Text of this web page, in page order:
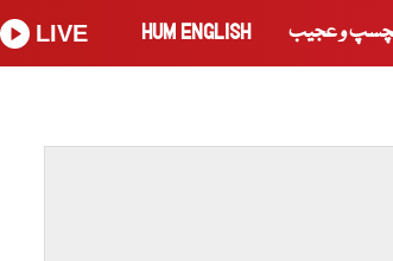
و عجیب HUM ENGLISH
LIVE